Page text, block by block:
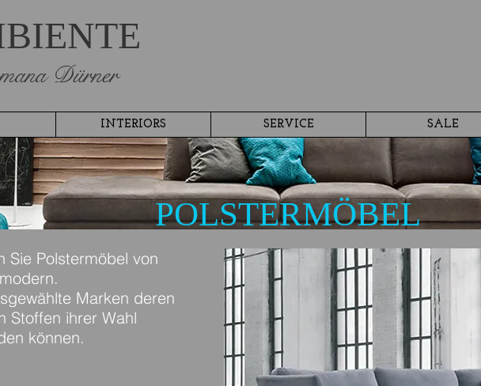
Dürner
INTERIORS SERVICE SALE
POLSTERMÖBEL
Sie Polstermöbel von
Marken deren
Stoffen ihrer Wahl
können.